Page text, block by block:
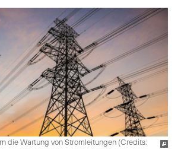
die Wartung von Stromleitungen (Credits: